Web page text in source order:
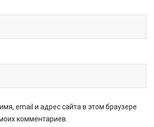
email и адрес сайта в этом браузере
комментариев.